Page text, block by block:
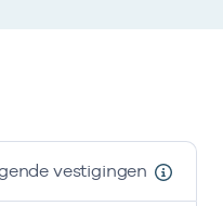
vestigingen